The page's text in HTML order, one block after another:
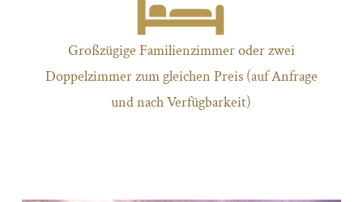
Großzügige Familienzimmer oder zwei
Doppelzimmer zum gleichen Preis (auf Anfrage
und nach Verfügbarkeit)